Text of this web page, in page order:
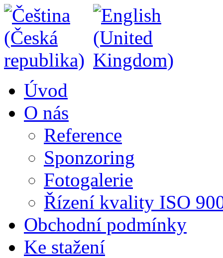
Úvod
O nás
Reference
Sponzoring
Fotogalerie
Řízení kvality ISO
Obchodní podmínky
Ke stažení